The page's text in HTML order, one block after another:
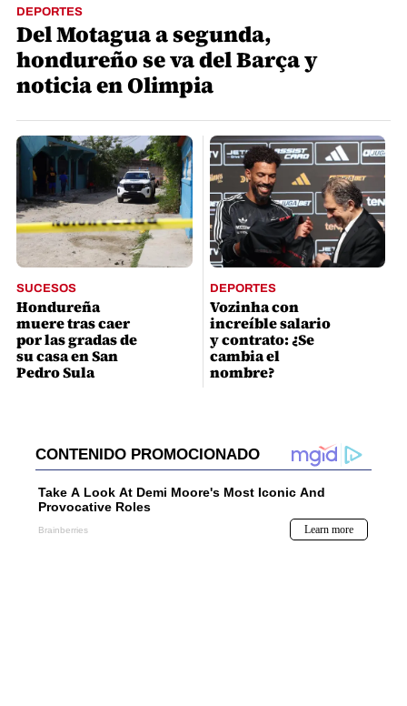
DEPORTES
Del Motagua a segunda,
hondureño se va del Barça y
noticia en Olimpia
SUCESOS
Hondureña
muere tras caer
por las gradas de
su casa en San
Pedro Sula
DEPORTES
Vozinha con
increíble salario
y contrato: ¿Se
cambia el
nombre?